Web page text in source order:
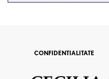
CONFIDENTIALITATE